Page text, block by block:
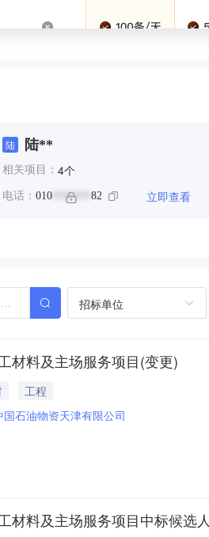
陆 陆**
相关项目： 4个
电话： 010******* 82 立即查看
招标单位
材料及主场服务项目(变更)
工程
国石油物资天津有限公司
材料及主场服务项目中标候选人